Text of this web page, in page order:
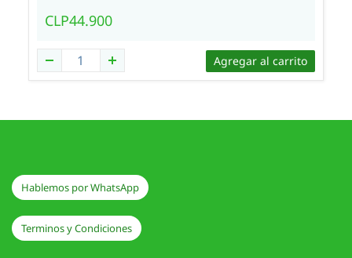
CLP44.900
Agregar al carrito
Hablemos por WhatsApp
Terminos y Condiciones